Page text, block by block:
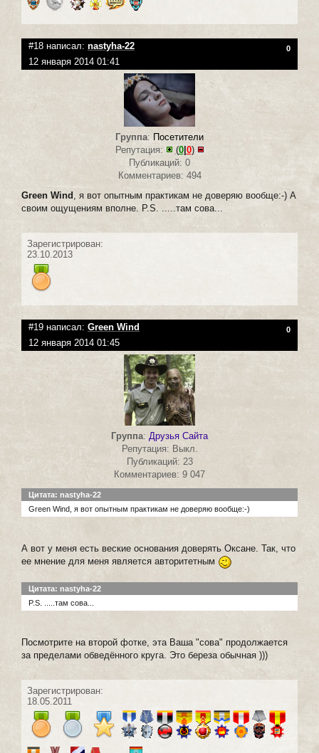
#18 написал: nastyha-22 0
12 января 2014 01:41
Группа: Посетители
Репутация:
(0| 0)
Публикаций: 0
Комментариев: 494
Green Wind , я вот опытным практикам не доверяю вообще:-) А
своим ощущениям вполне. P.S. .....там сова...
Зарегистрирован:
23.10.2013
#19 написал: Green Wind 0
12 января 2014 01:45
Группа: Друзья Сайта
Репутация: Выкл.
Публикаций: 23
Комментариев: 9 047
Цитата: nastyha-22
Green Wind, я вот опытным практикам не доверяю вообще:-)
А вот у меня есть веские основания доверять Оксане. Так, что
ее мнение для меня является авторитетным
Цитата: nastyha-22
P.S. .....там сова...
Посмотрите на второй фотке, эта Ваша "сова" продолжается
за пределами обведённого круга. Это береза обычная )))
Зарегистрирован:
18.05.2011